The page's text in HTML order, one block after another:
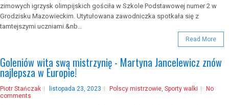
zimowych igrzysk olimpijskich gościła w Szkole Podstawowej numer 2 w
Grodzisku Mazowieckim. Utytułowana zawodniczka spotkała się z
tamtejszymi uczniami.&nb...
Read More
Goleniów wita swą mistrzynię - Martyna Jancelewicz znów
najlepsza w Europie!
Piotr Stańczak listopada 23, 2023 Polscy mistrzowie, Sporty walki
No
comments